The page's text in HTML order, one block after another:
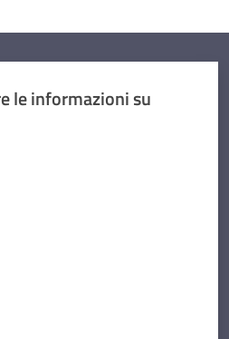
le informazioni su